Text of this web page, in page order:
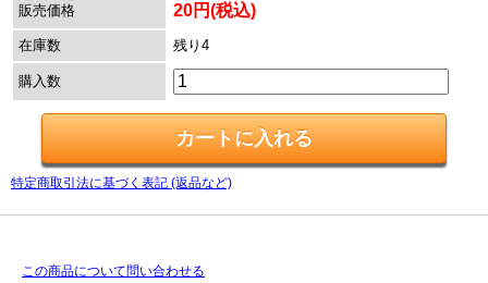
販売価格 20円(税込)
在庫数 残り4
購入数
特定商取引法に基づく表記 (返品など)
この商品について問い合わせる